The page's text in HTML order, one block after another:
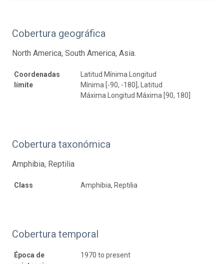
Cobertura geográfica
North America, South America, Asia.
Coordenadas
límite
Latitud Mínima Longitud
Mínima [-90, -180], Latitud
Máxima Longitud Máxima [90, 180]
Cobertura taxonómica
Amphibia, Reptilia
Class Amphibia, Reptilia
Cobertura temporal
Época de
1970 to present